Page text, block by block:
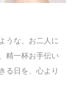
うな、お二人に
精一杯お手伝い
る日を、心より